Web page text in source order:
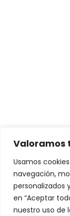
Valoramos
Usamos
navegación,
personalizados
en “Aceptar
nuestro uso de